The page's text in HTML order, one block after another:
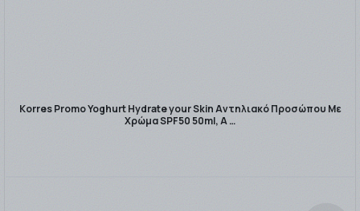
Korres Promo Yoghurt Hydrate your Skin Αντηλιακό Προσώπου Με
Χρώμα SPF50 50ml, Α …